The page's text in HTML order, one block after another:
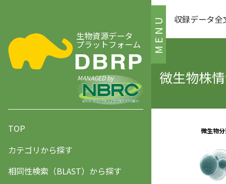
MENU
生物資源データ
プラットフォーム
MANAGED by
TOP
カテゴリから探す
相同性検索（BLAST）から探す
収録データ全
微生物株